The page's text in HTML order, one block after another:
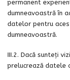
permanent
dumneavoastră în
datelor pentru
dumneavoastră.
III.2. Dacă sunteți
prelucrează datele